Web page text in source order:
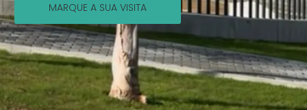
MARQUE A SUA VISITA